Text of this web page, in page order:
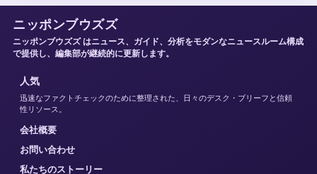
ニッポンブウズズ
ニッポンブウズズ はニュース、ガイド、分析をモダンなニュースルーム構成
で提供し、編集部が継続的に更新します。
人気
迅速なファクトチェックのために整理された、日々のデスク・ブリーフと信頼
性リソース。
会社概要
お問い合わせ
私たちのストーリー